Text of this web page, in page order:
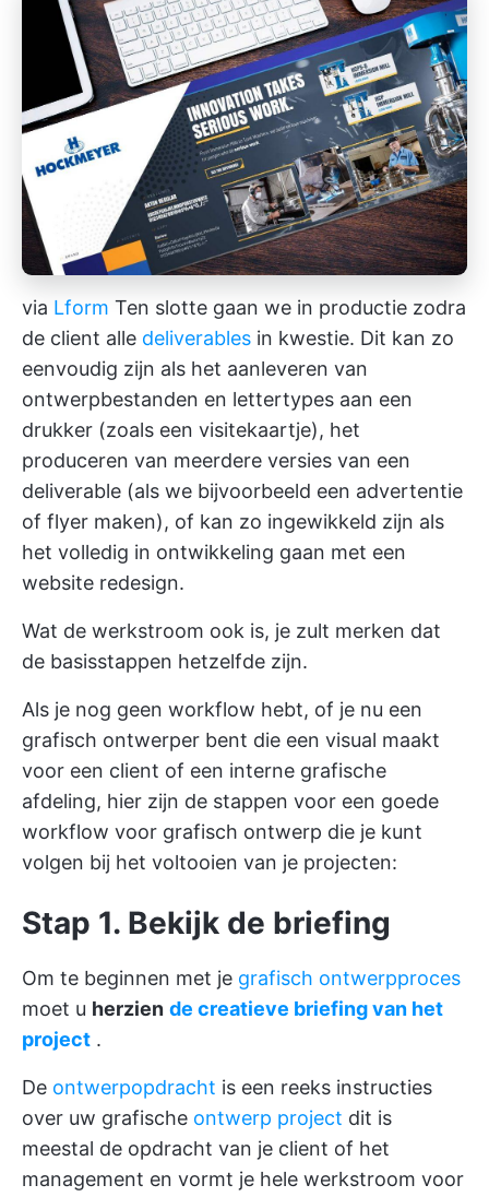
via Lform Ten slotte gaan we in productie zodra
de client alle deliverables in kwestie. Dit kan zo
eenvoudig zijn als het aanleveren van
ontwerpbestanden en lettertypes aan een
drukker (zoals een visitekaartje), het
produceren van meerdere versies van een
deliverable (als we bijvoorbeeld een advertentie
of flyer maken), of kan zo ingewikkeld zijn als
het volledig in ontwikkeling gaan met een
website redesign.
Wat de werkstroom ook is, je zult merken dat
de basisstappen hetzelfde zijn.
Als je nog geen workflow hebt, of je nu een
grafisch ontwerper bent die een visual maakt
voor een client of een interne grafische
afdeling, hier zijn de stappen voor een goede
workflow voor grafisch ontwerp die je kunt
volgen bij het voltooien van je projecten:
Stap 1. Bekijk de briefing
Om te beginnen met je grafisch ontwerpproces
moet u herzien de creatieve briefing van het
project .
De ontwerpopdracht is een reeks instructies
over uw grafische ontwerp project dit is
meestal de opdracht van je client of het
management en vormt je hele werkstroom voor